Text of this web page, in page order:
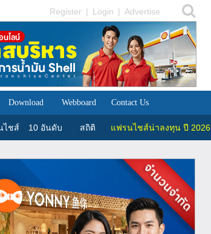
Register | Login | Advertise
Download Webboard Contact Us
ไชส์ 10 อันดับ สถิติ แฟรนไชส์น่าลงทุน ปี 2026